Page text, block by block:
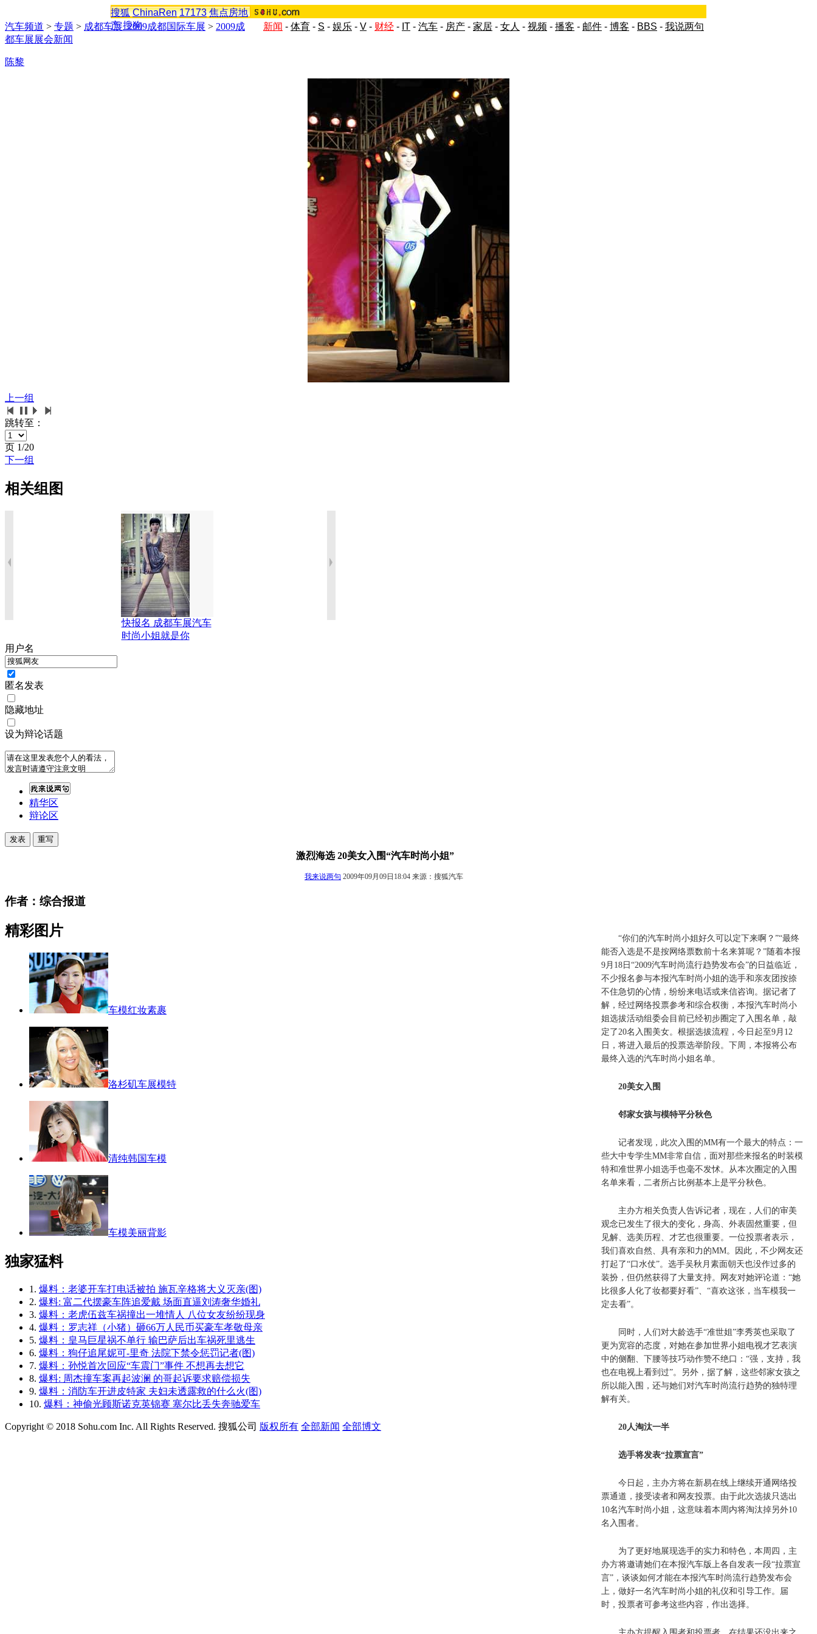
搜狐 ChinaRen 17173 焦点房地
产 搜狗 新闻 - 体育 - S - 娱乐 - V - 财经 - IT - 汽车 - 房产 - 家居 - 女人 - 视频 - 播客 - 邮件 - 博客 - BBS - 我说两句
汽车频道 > 专题 > 成都车展_2009成都国际车展 > 2009成
都车展展会新闻
陈黎
上一组
跳转至：
页 1/20
下一组
相关组图
快报名 成都车展汽车
时尚小姐就是你
用户名
匿名发表
隐藏地址
设为辩论话题
精华区
辩论区
激烈海选 20美女入围“汽车时尚小姐”
我来说两句 2009年09月09日18:04 来源：搜狐汽车
作者：综合报道
“你们的汽车时尚小姐好久可以定下来啊？”“最终
能否入选是不是按网络票数前十名来算呢？”随着本报
9月18日“2009汽车时尚流行趋势发布会”的日益临近，
不少报名参与本报汽车时尚小姐的选手和亲友团按捺
不住急切的心情，纷纷来电话或来信咨询。据记者了
解，经过网络投票参考和综合权衡，本报汽车时尚小
姐选拔活动组委会目前已经初步圈定了入围名单，敲
定了20名入围美女。根据选拔流程，今日起至9月12
日，将进入最后的投票选举阶段。下周，本报将公布
最终入选的汽车时尚小姐名单。
20美女入围
邻家女孩与模特平分秋色
记者发现，此次入围的MM有一个最大的特点：一
些大中专学生MM非常自信，面对那些来报名的时装模
特和准世界小姐选手也毫不发怵。从本次圈定的入围
名单来看，二者所占比例基本上是平分秋色。
主办方相关负责人告诉记者，现在，人们的审美
观念已发生了很大的变化，身高、外表固然重要，但
见解、选美历程、才艺也很重要。一位投票者表示，
我们喜欢自然、具有亲和力的MM。因此，不少网友还
打起了“口水仗”。选手吴秋月素面朝天也没作过多的
装扮，但仍然获得了大量支持。网友对她评论道：“她
比很多人化了妆都要好看”、“喜欢这张，当车模我一
定去看”。
同时，人们对大龄选手“准世姐”李秀英也采取了
更为宽容的态度，对她在参加世界小姐电视才艺表演
中的侧翻、下腰等技巧动作赞不绝口：“强，支持，我
也在电视上看到过”。另外，据了解，这些邻家女孩之
所以能入围，还与她们对汽车时尚流行趋势的独特理
解有关。
20人淘汰一半
选手将发表“拉票宣言”
今日起，主办方将在新易在线上继续开通网络投
票通道，接受读者和网友投票。由于此次选拔只选出
10名汽车时尚小姐，这意味着本周内将淘汰掉另外10
名入围者。
为了更好地展现选手的实力和特色，本周四，主
办方将邀请她们在本报汽车版上各自发表一段“拉票宣
言”，谈谈如何才能在本报汽车时尚流行趋势发布会
上，做好一名汽车时尚小姐的礼仪和引导工作。届
时，投票者可参考这些内容，作出选择。
精彩图片
车模红妆素裹
洛杉矶车展模特
清纯韩国车模
车模美丽背影
独家猛料
1. 爆料：老婆开车打电话被拍 施瓦辛格将大义灭亲(图)
2. 爆料: 富二代摆豪车阵追爱戴 场面直逼刘涛奢华婚礼
3. 爆料：老虎伍兹车祸撞出一堆情人 八位女友纷纷现身
4. 爆料：罗志祥（小猪）砸66万人民币买豪车孝敬母亲
5. 爆料：皇马巨星祸不单行 输巴萨后出车祸死里逃生
6. 爆料：狗仔追尾妮可-里奇 法院下禁令惩罚记者(图)
7. 爆料：孙悦首次回应“车震门”事件 不想再去想它
8. 爆料: 周杰撞车案再起波澜 的哥起诉要求赔偿损失
9. 爆料：消防车开进皮特家 夫妇未透露救的什么火(图)
10. 爆料：神偷光顾斯诺克英锦赛 塞尔比丢失奔驰爱车
Copyright © 2018 Sohu.com Inc. All Rights Reserved. 搜狐公司 版权所有 全部新闻 全部博文